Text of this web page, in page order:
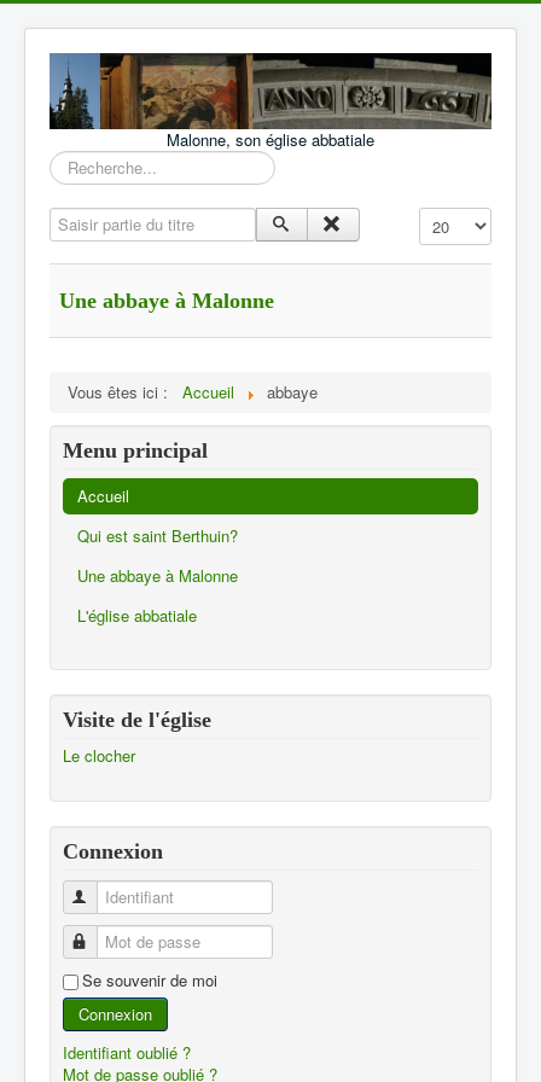
Malonne, son église abbatiale
Rechercher
Saisir partie du titre Affichage #
Une abbaye à Malonne
Vous êtes ici : Accueil abbaye
Menu principal
Accueil
Qui est saint Berthuin?
Une abbaye à Malonne
L'église abbatiale
Visite de l'église
Le clocher
Connexion
Identifiant
Mot de passe
Se souvenir de moi
Connexion
Identifiant oublié ?
Mot de passe oublié ?